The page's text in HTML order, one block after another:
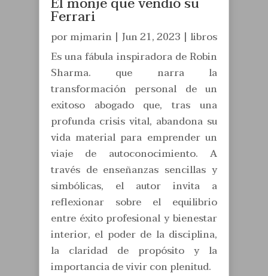
Ferrari
pormjmarin| Jun 21, 2023 | libros
Es una fábula inspiradora de Robin
Sharma. que narra la
transformación personal de un
exitoso abogado que, tras una
profunda crisis vital, abandona su
vida material para emprender un
viaje de autoconocimiento. A
través de enseñanzas sencillas y
simbólicas, el autor invita a
reflexionar sobre el equilibrio
entre éxito profesional y bienestar
interior, el poder de la disciplina,
la claridad de propósito y la
importancia de vivir con plenitud.